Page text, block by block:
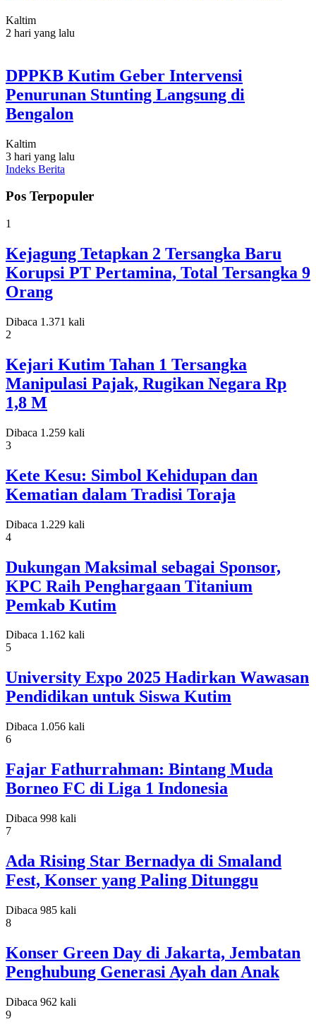
Kaltim
2 hari yang lalu
DPPKB Kutim Geber Intervensi
Penurunan Stunting Langsung di
Bengalon
Kaltim
3 hari yang lalu
Indeks Berita
Pos Terpopuler
1
Kejagung Tetapkan 2 Tersangka Baru
Korupsi PT Pertamina, Total Tersangka 9
Orang
Dibaca 1.371 kali
2
Kejari Kutim Tahan 1 Tersangka
Manipulasi Pajak, Rugikan Negara Rp
1,8 M
Dibaca 1.259 kali
3
Kete Kesu: Simbol Kehidupan dan
Kematian dalam Tradisi Toraja
Dibaca 1.229 kali
4
Dukungan Maksimal sebagai Sponsor,
KPC Raih Penghargaan Titanium
Pemkab Kutim
Dibaca 1.162 kali
5
University Expo 2025 Hadirkan Wawasan
Pendidikan untuk Siswa Kutim
Dibaca 1.056 kali
6
Fajar Fathurrahman: Bintang Muda
Borneo FC di Liga 1 Indonesia
Dibaca 998 kali
7
Ada Rising Star Bernadya di Smaland
Fest, Konser yang Paling Ditunggu
Dibaca 985 kali
8
Konser Green Day di Jakarta, Jembatan
Penghubung Generasi Ayah dan Anak
Dibaca 962 kali
9